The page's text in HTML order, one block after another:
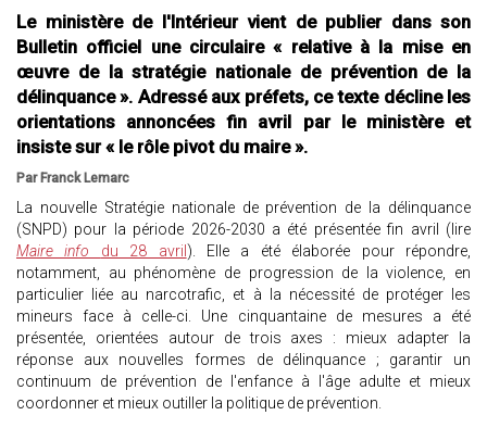
Le ministère de l'Intérieur vient de publier dans son
Bulletin officiel une circulaire « relative à la mise en
œuvre de la stratégie nationale de prévention de la
délinquance ». Adressé aux préfets, ce texte décline les
orientations annoncées fin avril par le ministère et
insiste sur « le rôle pivot du maire ».
Par Franck Lemarc
La nouvelle Stratégie nationale de prévention de la délinquance
(SNPD) pour la période 2026-2030 a été présentée fin avril (lire
Maire info du 28 avril ). Elle a été élaborée pour répondre,
notamment, au phénomène de progression de la violence, en
particulier liée au narcotrafic, et à la nécessité de protéger les
mineurs face à celle-ci. Une cinquantaine de mesures a été
présentée, orientées autour de trois axes : mieux adapter la
réponse aux nouvelles formes de délinquance ; garantir un
continuum de prévention de l'enfance à l'âge adulte et mieux
coordonner et mieux outiller la politique de prévention.